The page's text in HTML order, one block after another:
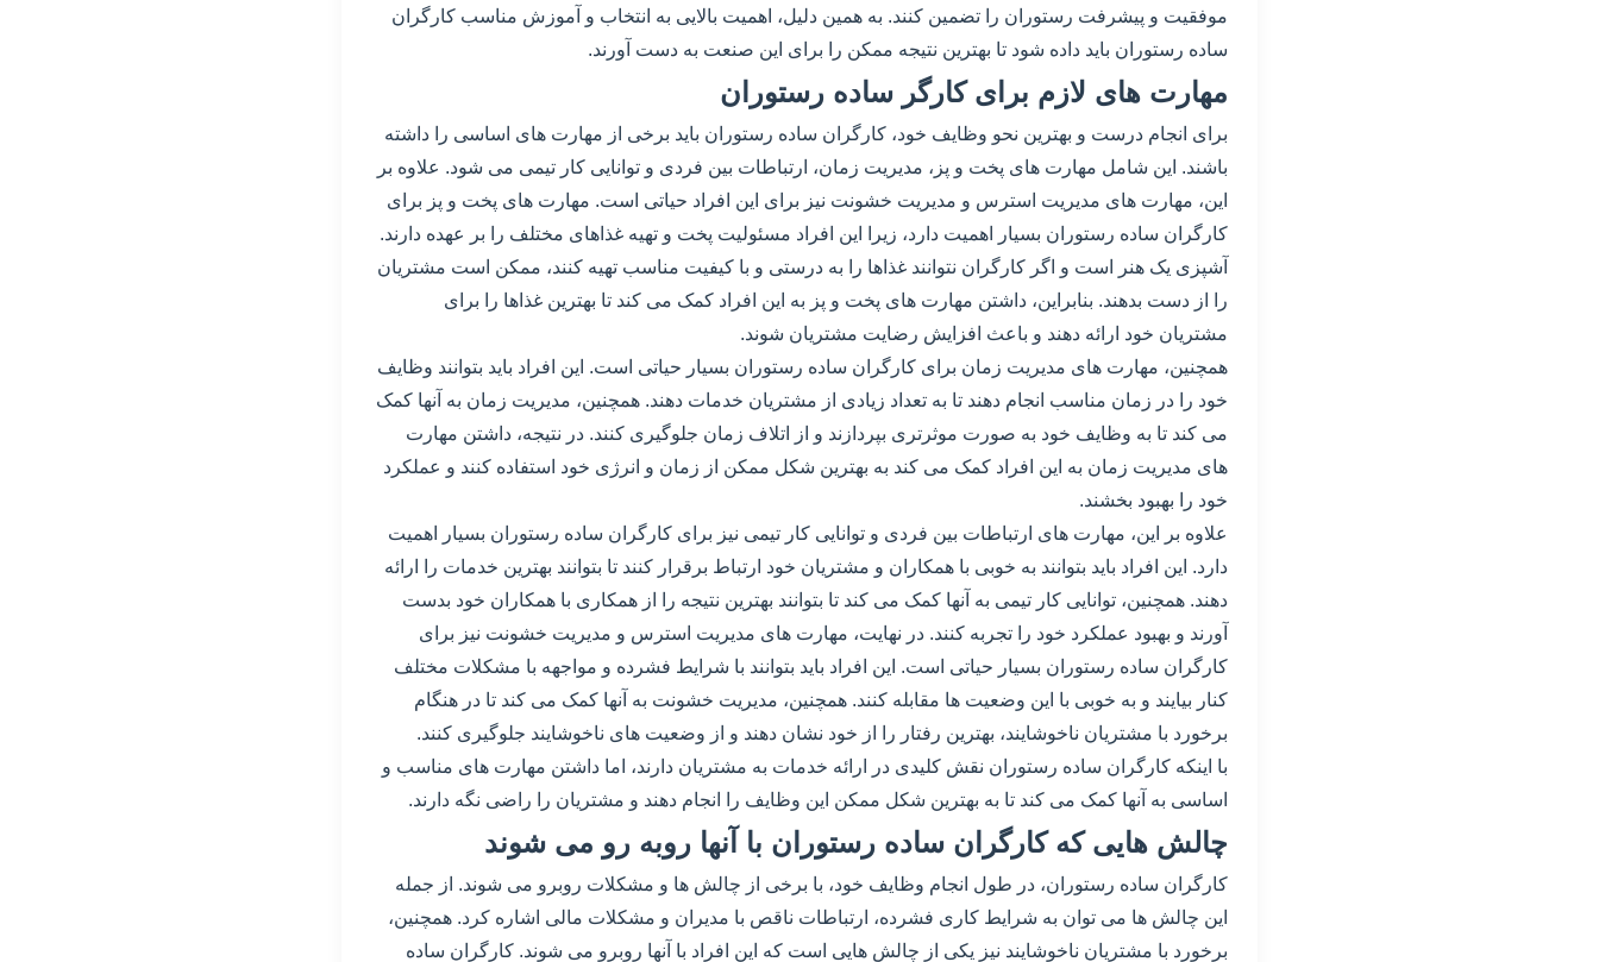
موفقیت و پیشرفت رستوران را تضمین کنند. به همین دلیل، اهمیت بالایی به انتخاب و آموزش مناسب کارگران
ساده رستوران باید داده شود تا بهترین نتیجه ممکن را برای این صنعت به دست آورند.
مهارت های لازم برای کارگر ساده رستوران
برای انجام درست و بهترین نحو وظایف خود، کارگران ساده رستوران باید برخی از مهارت های اساسی را داشته
باشند. این شامل مهارت های پخت و پز، مدیریت زمان، ارتباطات بین فردی و توانایی کار تیمی می شود. علاوه بر
این، مهارت های مدیریت استرس و مدیریت خشونت نیز برای این افراد حیاتی است. مهارت های پخت و پز برای
کارگران ساده رستوران بسیار اهمیت دارد، زیرا این افراد مسئولیت پخت و تهیه غذاهای مختلف را بر عهده دارند.
آشپزی یک هنر است و اگر کارگران نتوانند غذاها را به درستی و با کیفیت مناسب تهیه کنند، ممکن است مشتریان
را از دست بدهند. بنابراین، داشتن مهارت های پخت و پز به این افراد کمک می کند تا بهترین غذاها را برای
مشتریان خود ارائه دهند و باعث افزایش رضایت مشتریان شوند.
همچنین، مهارت های مدیریت زمان برای کارگران ساده رستوران بسیار حیاتی است. این افراد باید بتوانند وظایف
خود را در زمان مناسب انجام دهند تا به تعداد زیادی از مشتریان خدمات دهند. همچنین، مدیریت زمان به آنها کمک
می کند تا به وظایف خود به صورت موثرتری بپردازند و از اتلاف زمان جلوگیری کنند. در نتیجه، داشتن مهارت
های مدیریت زمان به این افراد کمک می کند به بهترین شکل ممکن از زمان و انرژی خود استفاده کنند و عملکرد
خود را بهبود بخشند.
علاوه بر این، مهارت های ارتباطات بین فردی و توانایی کار تیمی نیز برای کارگران ساده رستوران بسیار اهمیت
دارد. این افراد باید بتوانند به خوبی با همکاران و مشتریان خود ارتباط برقرار کنند تا بتوانند بهترین خدمات را ارائه
دهند. همچنین، توانایی کار تیمی به آنها کمک می کند تا بتوانند بهترین نتیجه را از همکاری با همکاران خود بدست
آورند و بهبود عملکرد خود را تجربه کنند. در نهایت، مهارت های مدیریت استرس و مدیریت خشونت نیز برای
کارگران ساده رستوران بسیار حیاتی است. این افراد باید بتوانند با شرایط فشرده و مواجهه با مشکلات مختلف
کنار بیایند و به خوبی با این وضعیت ها مقابله کنند. همچنین، مدیریت خشونت به آنها کمک می کند تا در هنگام
برخورد با مشتریان ناخوشایند، بهترین رفتار را از خود نشان دهند و از وضعیت های ناخوشایند جلوگیری کنند.
با اینکه کارگران ساده رستوران نقش کلیدی در ارائه خدمات به مشتریان دارند، اما داشتن مهارت های مناسب و
اساسی به آنها کمک می کند تا به بهترین شکل ممکن این وظایف را انجام دهند و مشتریان را راضی نگه دارند.
چالش هایی که کارگران ساده رستوران با آنها روبه رو می شوند
کارگران ساده رستوران، در طول انجام وظایف خود، با برخی از چالش ها و مشکلات روبرو می شوند. از جمله
این چالش ها می توان به شرایط کاری فشرده، ارتباطات ناقص با مدیران و مشکلات مالی اشاره کرد. همچنین،
برخورد با مشتریان ناخوشایند نیز یکی از چالش هایی است که این افراد با آنها روبرو می شوند. کارگران ساده